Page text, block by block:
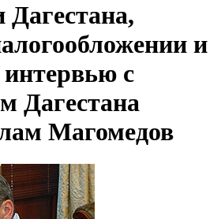
и
с
Дагестана
Магомедов